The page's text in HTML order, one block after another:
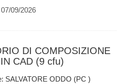
09/2026
DI COMPOSIZIONE
CAD (9 cfu)
SALVATORE ODDO (PC )